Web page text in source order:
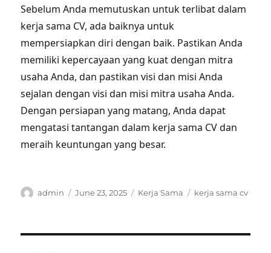
Sebelum Anda memutuskan untuk terlibat dalam
kerja sama CV, ada baiknya untuk
mempersiapkan diri dengan baik. Pastikan Anda
memiliki kepercayaan yang kuat dengan mitra
usaha Anda, dan pastikan visi dan misi Anda
sejalan dengan visi dan misi mitra usaha Anda.
Dengan persiapan yang matang, Anda dapat
mengatasi tantangan dalam kerja sama CV dan
meraih keuntungan yang besar.
Author
admin
Posted
June 23, 2025 Categories
Kerja Sama Tags
kerja sama cv